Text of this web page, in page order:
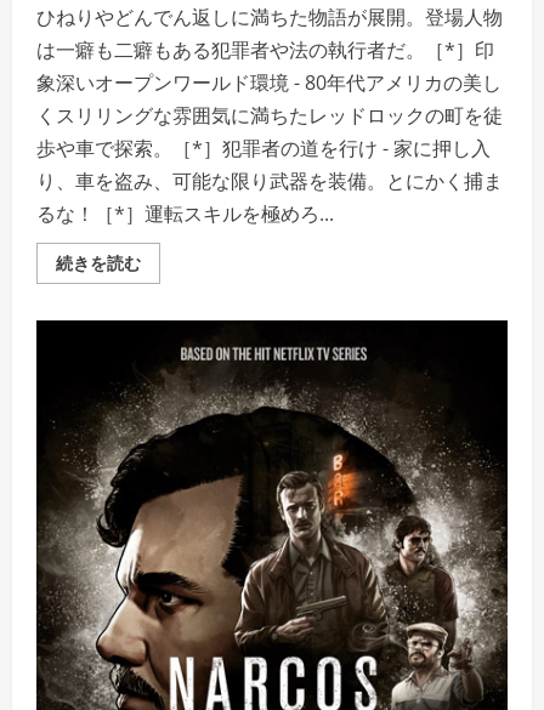
ひねりやどんでん返しに満ちた物語が展開。登場人物
は一癖も二癖もある犯罪者や法の執行者だ。［*］印
象深いオープンワールド環境 - 80年代アメリカの美し
くスリリングな雰囲気に満ちたレッドロックの町を徒
歩や車で探索。［*］犯罪者の道を行け - 家に押し入
り、車を盗み、可能な限り武器を装備。とにかく捕ま
るな！［*］運転スキルを極めろ...
続きを読むAmerican
Fugitive
覧
く
だ
さ
い